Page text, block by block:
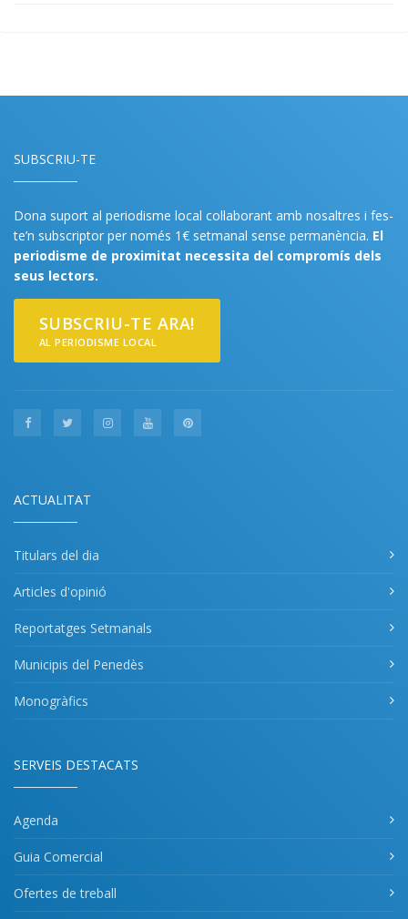
SUBSCRIU-TE
Dona suport al periodisme local col·laborant amb nosaltres i fes-
te’n subscriptor per només 1€ setmanal sense permanència. El
periodisme de proximitat necessita del compromís dels
seus lectors.
SUBSCRIU-TE ARA!
AL PERIODISME LOCAL
ACTUALITAT
Titulars del dia
Articles d'opinió
Reportatges Setmanals
Municipis del Penedès
Monogràfics
SERVEIS DESTACATS
Agenda
Guia Comercial
Ofertes de treball